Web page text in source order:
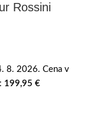
Rossini
8. 2026. Cena v
199,95 €